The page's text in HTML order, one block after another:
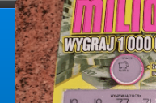
forumlotek.pl
Forum gier liczbowych